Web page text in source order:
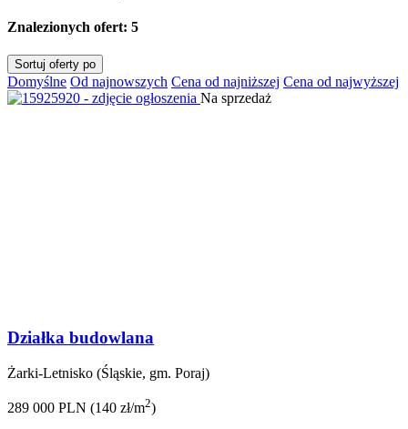
Znalezionych ofert: 5
Sortuj oferty po
Domyślne Od najnowszych Cena od najniższej Cena od najwyższej
Na sprzedaż
Działka budowlana
Żarki-Letnisko (Śląskie, gm. Poraj)
289 000 PLN (140 zł/m2)